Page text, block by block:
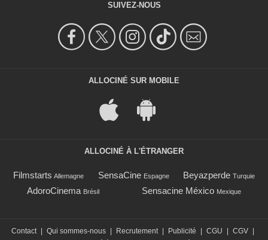
SUIVEZ-NOUS
ALLOCINÉ SUR MOBILE
ALLOCINÉ À L'ÉTRANGER
Filmstarts Allemagne SensaCine Espagne Beyazperde Turquie
AdoroCinema Brésil Sensacine México Mexique
Contact Qui sommes-nous Recrutement Publicité CGU CGV